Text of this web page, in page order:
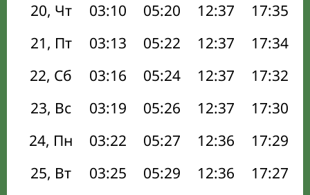
20, Чт
03:10 05:20 12:37 17:35
21, Пт
03:13 05:22 12:37 17:34
22, Сб
03:16 05:24 12:37 17:32
23, Вс
03:19 05:26 12:37 17:30
24, Пн
03:22 05:27 12:36 17:29
25, Вт
03:25 05:29 12:36 17:27